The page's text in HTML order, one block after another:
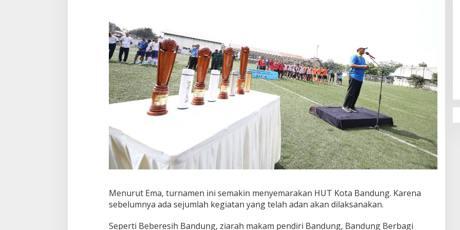
Menurut Ema, turnamen ini semakin menyemarakan HUT Kota Bandung. Karena
sebelumnya ada sejumlah kegiatan yang telah adan akan dilaksanakan.
Seperti Beberesih Bandung, ziarah makam pendiri Bandung, Bandung Berbagi
Penguatan Pendidikan Agama dan
Karakter Sekolah Nur Al Rahman
Bikin Sekolah di Malaysia Tertarik
Mempelajarinya